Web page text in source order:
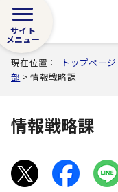
サイト
メニュー
現在位置： トップページ
部 > 情報戦略課
情報戦略課